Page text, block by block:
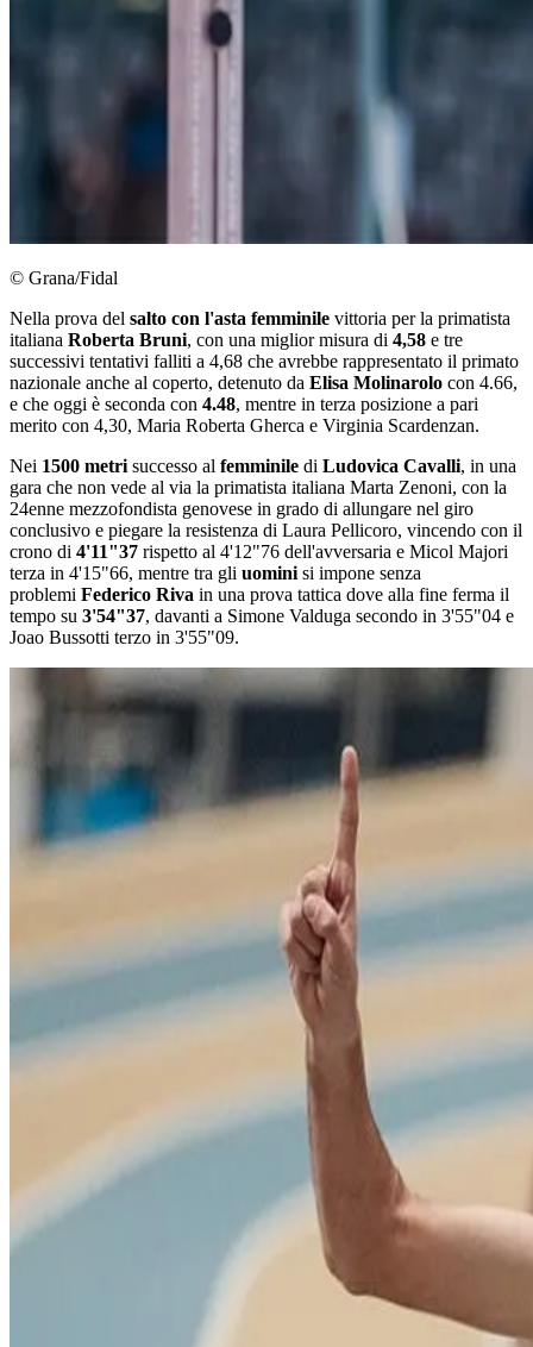
© Grana/Fidal
Nella prova del salto con l'asta femminile vittoria per la primatista
italiana Roberta Bruni, con una miglior misura di 4,58 e tre
successivi tentativi falliti a 4,68 che avrebbe rappresentato il primato
nazionale anche al coperto, detenuto da Elisa Molinarolo con 4.66,
e che oggi è seconda con 4.48, mentre in terza posizione a pari
merito con 4,30, Maria Roberta Gherca e Virginia Scardenzan.
Nei 1500 metri successo al femminile di Ludovica Cavalli, in una
gara che non vede al via la primatista italiana Marta Zenoni, con la
24enne mezzofondista genovese in grado di allungare nel giro
conclusivo e piegare la resistenza di Laura Pellicoro, vincendo con il
crono di 4'11"37 rispetto al 4'12"76 dell'avversaria e Micol Majori
terza in 4'15"66, mentre tra gli uomini si impone senza
problemi Federico Riva in una prova tattica dove alla fine ferma il
tempo su 3'54"37, davanti a Simone Valduga secondo in 3'55"04 e
Joao Bussotti terzo in 3'55"09.